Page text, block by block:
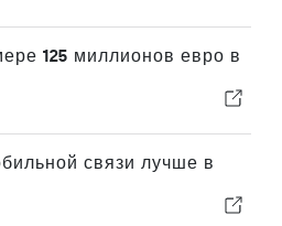
125 миллионов евро в
связи лучше в